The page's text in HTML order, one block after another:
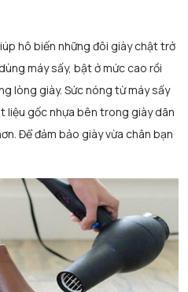
hô biến những đôi giày chật trở
máy sấy, bật ở mức cao rồi
lòng giày. Sức nóng từ máy sấy
liệu gốc nhựa bên trong giày dãn
Để đảm bảo giày vừa chân bạn